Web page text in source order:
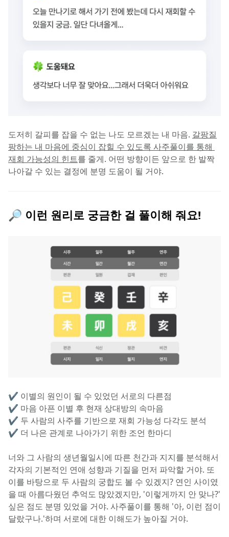
도저히 갈피를 잡을 수 없는 나도 모르겠는 내 마음. 갈팡질
팡하는 내 마음에 중심이 잡힐 수 있도록 사주풀이를 통해
재회 가능성의 힌트를 줄게. 어떤 방향이든 앞으로 한 발짝
나아갈 수 있는 결정에 분명 도움이 될 거야.
🔎 이런 원리로 궁금한 걸 풀이해 줘요!
✔️ 이별의 원인이 될 수 있었던 서로의 다른점
✔️ 마음 아픈 이별 후 현재 상대방의 속마음
✔️ 두 사람의 사주를 기반으로 재회 가능성 다각도 분석
✔️ 더 나은 관계로 나아가기 위한 조언 한마디
너와 그 사람의 생년월일시에 따른 천간과 지지를 분석해서
각자의 기본적인 연애 성향과 기질을 먼저 파악할 거야. 또
이를 바탕으로 두 사람의 궁합도 볼 수 있겠지? 연인 사이였
을 때 아름다웠던 추억도 많았겠지만, '이렇게까지 안 맞나?'
싶은 점도 분명 있었을 거야. 사주풀이를 통해 '아, 이런 점이
달랐구나.'하며 서로에 대한 이해도가 높아질 거야.